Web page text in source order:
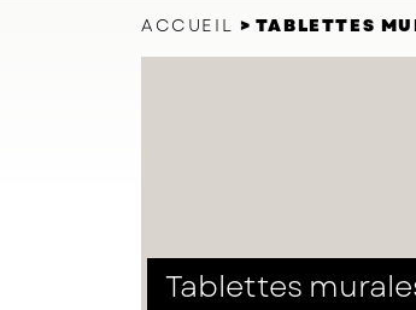
ACCUEIL TABLETTES
Tablettes